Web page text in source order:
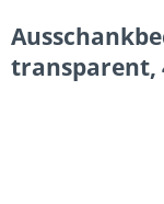
transparent,